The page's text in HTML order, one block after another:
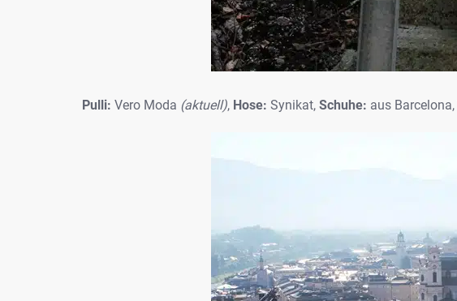
Pulli: Vero Moda (aktuell), Hose: Synikat, Schuhe: aus Barcelona,